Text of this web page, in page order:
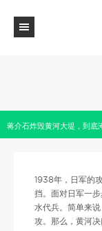
蒋介石炸毁黄河大堤，到底
1938年，日军的
挡。面对日军一
水代兵。简单来
攻。那么，黄河